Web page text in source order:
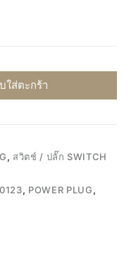
ใส่ตะกร้า
, สวิตช์ / ปลั๊ก SWITCH
, POWER PLUG,